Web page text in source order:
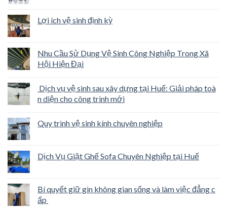
Lợi ích vệ sinh định kỳ
Nhu Cầu Sử Dụng Vệ Sinh Công Nghiệp Trong Xã
Hội Hiện Đại
Dịch vụ vệ sinh sau xây dựng tại Huế: Giải pháp toà
n diện cho công trình mới
Quy trình vệ sinh kính chuyên nghiệp
Dịch Vụ Giặt Ghế Sofa Chuyên Nghiệp tại Huế
Bí quyết giữ gìn không gian sống và làm việc đẳng c
ấp